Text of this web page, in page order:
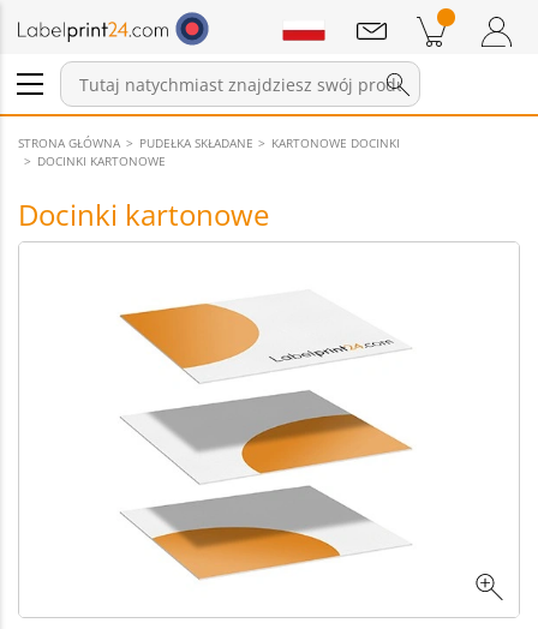
Zaloguj się / Zarejestruj
Pozycji w koszyku
Wiadomości
STRONA GŁÓWNA PUDEŁKA SKŁADANE
KARTONOWE DOCINKI
DOCINKI KARTONOWE
Docinki kartonowe